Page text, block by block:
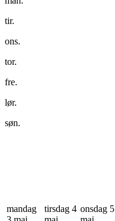
tir.
ons.
tor.
fre.
lør.
søn.
mandag
tirsdag 4 onsdag 5